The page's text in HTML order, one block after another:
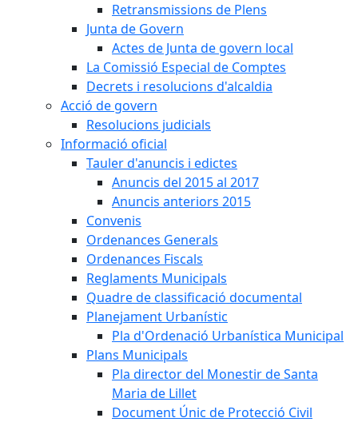
Retransmissions de Plens
Junta de Govern
Actes de Junta de govern local
La Comissió Especial de Comptes
Decrets i resolucions d'alcaldia
Acció de govern
Resolucions judicials
Informació oficial
Tauler d'anuncis i edictes
Anuncis del 2015 al 2017
Anuncis anteriors 2015
Convenis
Ordenances Generals
Ordenances Fiscals
Reglaments Municipals
Quadre de classificació documental
Planejament Urbanístic
Pla d'Ordenació Urbanística Municipal
Plans Municipals
Pla director del Monestir de Santa
Maria de Lillet
Document Únic de Protecció Civil